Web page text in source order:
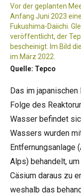
Vor der geplanten
Anfang Juni 2023
Fukushima-Daiichi.
veröffentlicht, der
bescheinigt. Im Bild
im März 2022.
Quelle: Tepco
Das im
Folge des
Wasser befindet
Wassers wurden
Entfernungsanlage
Alps) behandelt,
Cäsium daraus zu
weshalb das